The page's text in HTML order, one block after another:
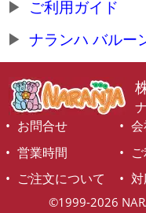
ご利用ガイド
ナランハ バルー
お問合せ
営業時間
ご注文について
©1999-2026